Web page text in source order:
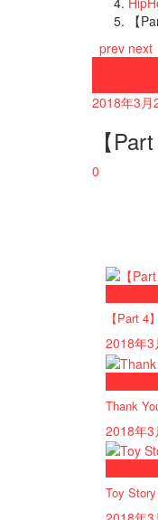
【
prev next
2018年3月
【
0
【Part
2018年3
Thank
2018年3
Toy